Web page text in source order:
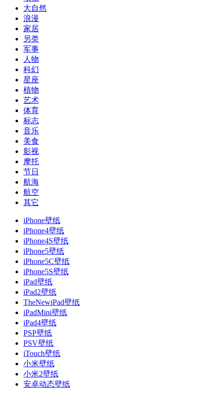
大自然
浪漫
家居
另类
军事
人物
科幻
星座
植物
艺术
体育
标志
音乐
美食
影视
摩托
节日
航海
航空
其它
iPhone壁纸
iPhone4壁纸
iPhone4S壁纸
iPhone5壁纸
iPhone5C壁纸
iPhone5S壁纸
iPad壁纸
iPad2壁纸
TheNewiPad壁纸
iPadMini壁纸
iPad4壁纸
PSP壁纸
PSV壁纸
iTouch壁纸
小米壁纸
小米2壁纸
安卓动态壁纸